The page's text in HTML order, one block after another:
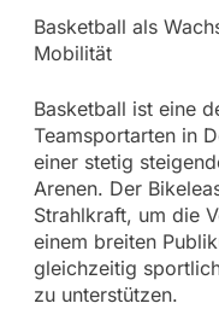
Basketball als
Mobilität
Basketball ist eine
Teamsportarten in
einer stetig
Arenen. Der
Strahlkraft, um die
einem breiten
gleichzeitig
zu unterstützen.